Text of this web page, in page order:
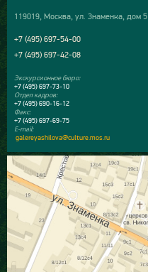
119019, Москва, ул. Знаменка, дом 5
+7 (495) 697-54-00
+7 (495) 697-42-08
Экскурсионное бюро:
+7 (495) 697-73-10
Отдел кадров:
+7 (495) 690-16-12
Факс:
+7 (495) 697-69-75
E-mail:
galereyashilova@culture.mos.ru